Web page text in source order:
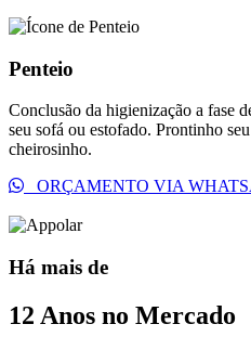
Penteio
Conclusão da higienização a fase
seu sofá ou estofado. Prontinho
cheirosinho.
ORÇAMENTO VIA
Há mais de
12 Anos no Mercado